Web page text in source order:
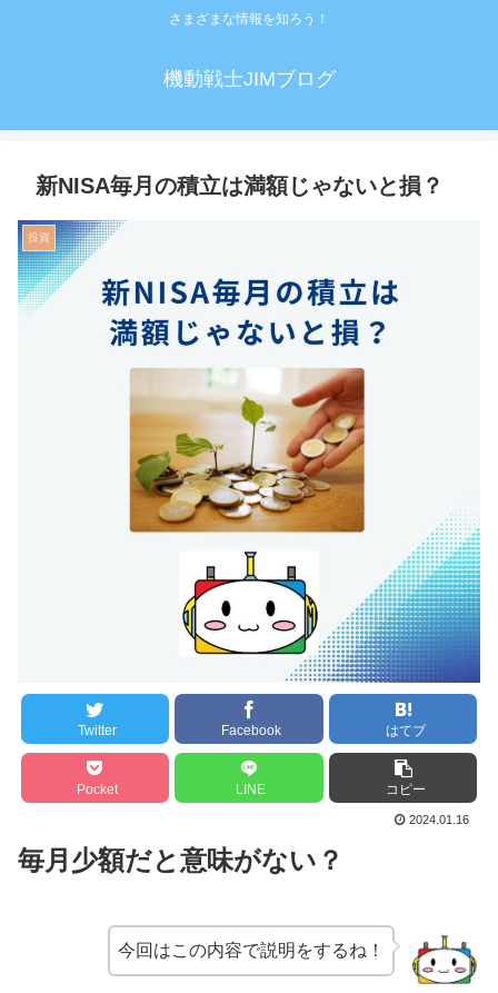
さまざまな情報を知ろう！
機動戦士JIMブログ
新NISA毎月の積立は満額じゃないと損？
投資
Twitter Facebook はてブ
Pocket LINE コピー
2024.01.16
毎月少額だと意味がない？
今回はこの内容で説明をするね！